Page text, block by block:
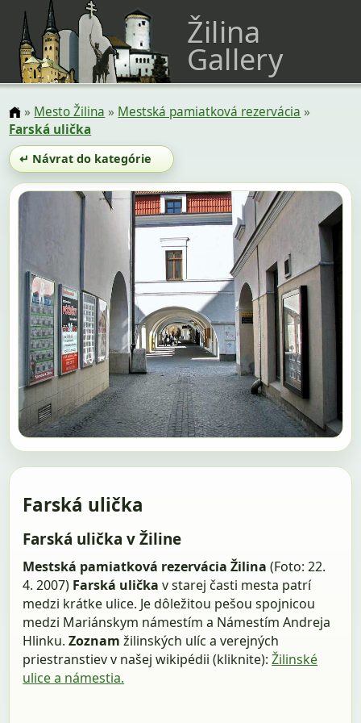
Žilina
Gallery
» Mesto Žilina » Mestská pamiatková rezervácia »
Farská ulička
↵ Návrat do kategórie
Farská ulička
Farská ulička v Žiline
Mestská pamiatková rezervácia Žilina(Foto: 22.
4. 2007) Farská uličkav starej časti mesta patrí
medzi krátke ulice. Je dôležitou pešou spojnicou
medzi Mariánskym námestím a Námestím Andreja
Hlinku.Zoznamžilinských ulíc a verejných
priestranstiev v našej wikipédii (kliknite):Žilinské
ulice a námestia.